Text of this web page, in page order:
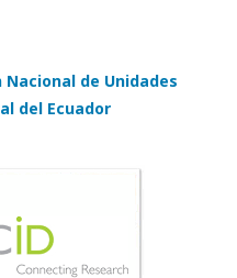
Nacional de Unidades
del Ecuador